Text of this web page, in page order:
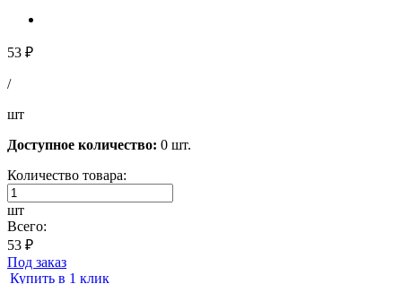
53 ₽
/
шт
Доступное количество: 0 шт.
Количество товара:
шт
Всего:
53 ₽
Под заказ
Купить в 1 клик